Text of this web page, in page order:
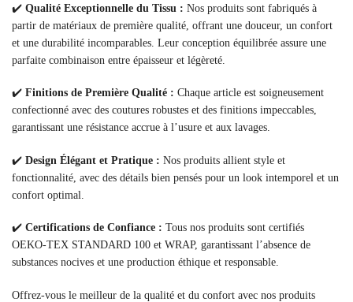
✔️ Qualité Exceptionnelle du Tissu : Nos produits sont fabriqués à
partir de matériaux de première qualité, offrant une douceur, un confort
et une durabilité incomparables. Leur conception équilibrée assure une
parfaite combinaison entre épaisseur et légèreté.
✔️ Finitions de Première Qualité : Chaque article est soigneusement
confectionné avec des coutures robustes et des finitions impeccables,
garantissant une résistance accrue à l’usure et aux lavages.
✔️ Design Élégant et Pratique : Nos produits allient style et
fonctionnalité, avec des détails bien pensés pour un look intemporel et un
confort optimal.
✔️ Certifications de Confiance : Tous nos produits sont certifiés
OEKO-TEX STANDARD 100 et WRAP, garantissant l’absence de
substances nocives et une production éthique et responsable.
Offrez-vous le meilleur de la qualité et du confort avec nos produits